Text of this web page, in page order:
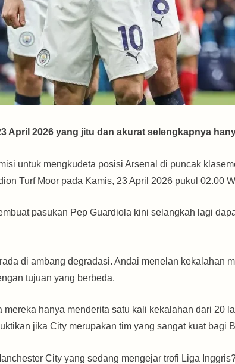
April 2026 yang jitu dan akurat selengkapnya
untuk mengkudeta posisi Arsenal di puncak
Turf Moor pada Kamis, 23 April 2026 pukul 02.00
pasukan Pep Guardiola kini selangkah lagi
di ambang degradasi. Andai menelan kekalahan
tujuan yang berbeda.
hanya menderita satu kali kekalahan dari 20
jika City merupakan tim yang sangat kuat bagi
City yang sedang mengejar trofi Liga